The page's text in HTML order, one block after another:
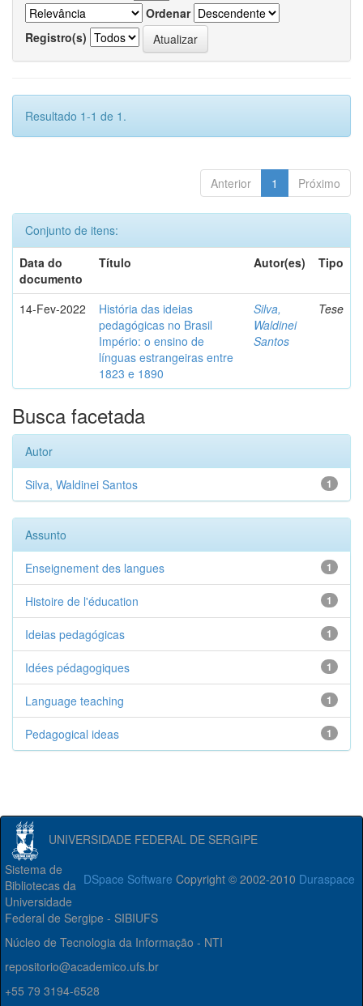
Ordenar
Registro(s)
Resultado 1-1 de 1.
Anterior 1 Próximo
Conjunto de itens:
Data do
documento
Título Autor(es) Tipo
14-Fev-2022
História das ideias
pedagógicas no Brasil
Império: o ensino de
línguas estrangeiras entre
1823 e 1890
Silva,
Waldinei
Santos
Tese
Busca facetada
Autor
1
Silva, Waldinei Santos
Assunto
1
Enseignement des langues
1
Histoire de l'éducation
1
Ideias pedagógicas
1
Idées pédagogiques
1
Language teaching
1
Pedagogical ideas
UNIVERSIDADE FEDERAL DE SERGIPE
DSpace Software Copyright © 2002-2010 Duraspace
Sistema de
Bibliotecas da
Universidade
Federal de Sergipe - SIBIUFS
Núcleo de Tecnologia da Informação - NTI
repositorio@academico.ufs.br
+55 79 3194-6528